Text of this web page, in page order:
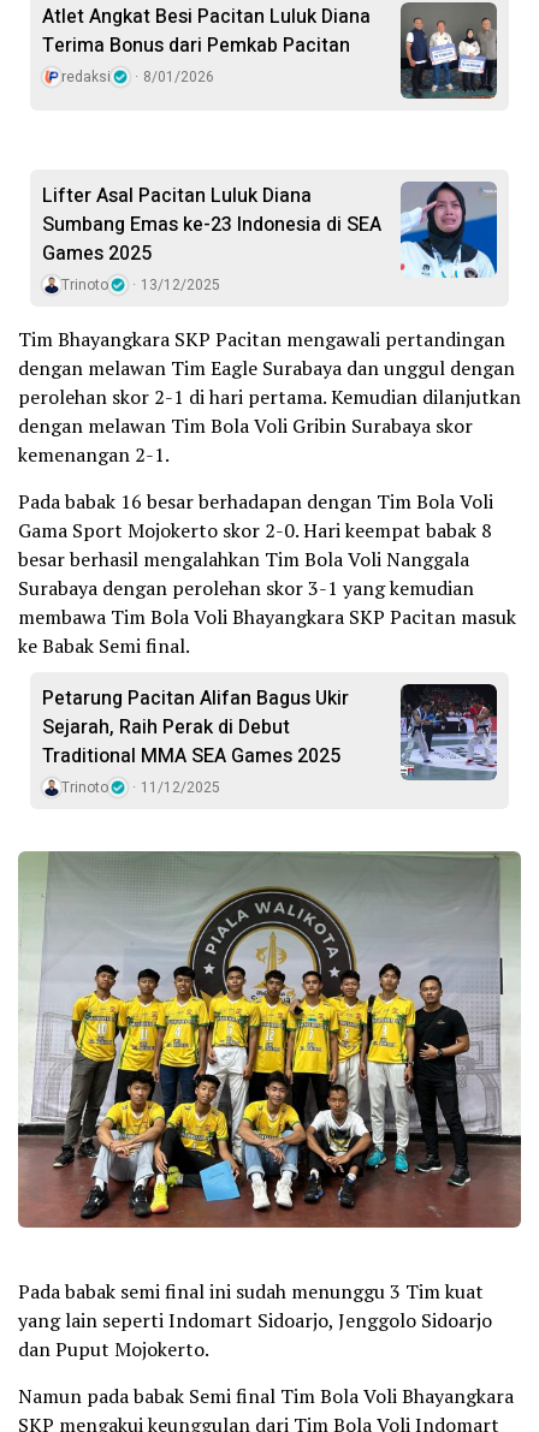
Atlet Angkat Besi Pacitan Luluk Diana
Terima Bonus dari Pemkab Pacitan
redaksi 8/01/2026
Lifter Asal Pacitan Luluk Diana
Sumbang Emas ke-23 Indonesia di SEA
Games 2025
Trinoto 13/12/2025
Tim Bhayangkara SKP Pacitan mengawali pertandingan
dengan melawan Tim Eagle Surabaya dan unggul dengan
perolehan skor 2-1 di hari pertama. Kemudian dilanjutkan
dengan melawan Tim Bola Voli Gribin Surabaya skor
kemenangan 2-1.
Pada babak 16 besar berhadapan dengan Tim Bola Voli
Gama Sport Mojokerto skor 2-0. Hari keempat babak 8
besar berhasil mengalahkan Tim Bola Voli Nanggala
Surabaya dengan perolehan skor 3-1 yang kemudian
membawa Tim Bola Voli Bhayangkara SKP Pacitan masuk
ke Babak Semi final.
Petarung Pacitan Alifan Bagus Ukir
Sejarah, Raih Perak di Debut
Traditional MMA SEA Games 2025
Trinoto 11/12/2025
Pada babak semi final ini sudah menunggu 3 Tim kuat
yang lain seperti Indomart Sidoarjo, Jenggolo Sidoarjo
dan Puput Mojokerto.
Namun pada babak Semi final Tim Bola Voli Bhayangkara
SKP mengakui keunggulan dari Tim Bola Voli Indomart